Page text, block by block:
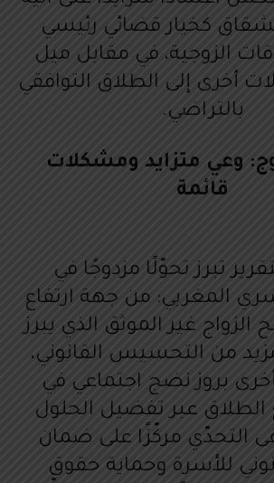
كخيار قضائي رئيسي
الزوجية، في مقابل ميل
أخرى إلى الطلاق التوافقي
بالتراضي.
وعي متزايد ومشكلات
قائمة
تبرز تحوّلًا مزدوجًا في
المغربي: من جهة ارتفاع
غير الموثق الذي يبرز
من التحسيس القانوني،
بروز نضج اجتماعي في
الطلاق عبر تفضيل الحلول
التحدّي مركّزًا على ضمان
للأسرة وحماية حقوق